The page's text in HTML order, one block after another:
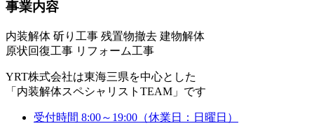
事業内容
内装解体 斫り工事 残置物撤去 建物解体
原状回復工事 リフォーム工事
YRT株式会社は東海三県を中心とした
「内装解体スペシャリストTEAM」です
受付時間 8:00～19:00（休業日：日曜日）